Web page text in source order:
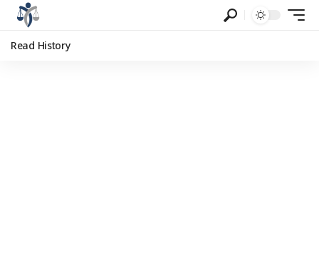
Read History